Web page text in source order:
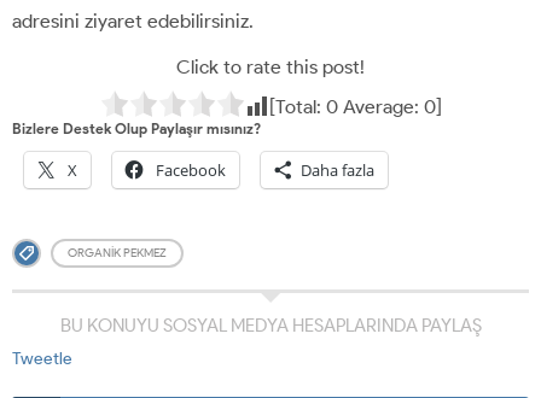
adresini ziyaret edebilirsiniz.
Click to rate this post!
[Total: 0Average: 0]
Bizlere Destek Olup Paylaşır mısınız?
X Facebook Daha fazla
ORGANIK PEKMEZ
BU KONUYU SOSYAL MEDYA HESAPLARINDA PAYLAŞ
Tweetle